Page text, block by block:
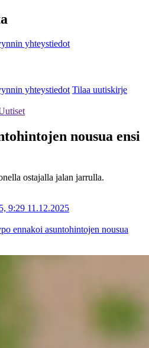
yhteystiedot
yhteystiedot Tilaa uutiskirje
nousua ensi
ostajalla jalan jarrulla.
9:29 11.12.2025
ennakoi asuntohintojen nousua